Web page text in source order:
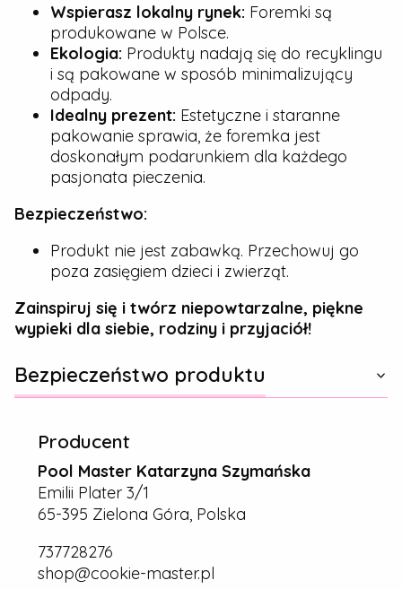
Wspierasz lokalny rynek: Foremki są
produkowane w Polsce.
Ekologia: Produkty nadają się do recyklingu
i są pakowane w sposób minimalizujący
odpady.
Idealny prezent: Estetyczne i staranne
pakowanie sprawia, że foremka jest
doskonałym podarunkiem dla każdego
pasjonata pieczenia.
Bezpieczeństwo:
Produkt nie jest zabawką. Przechowuj go
poza zasięgiem dzieci i zwierząt.
Zainspiruj się i twórz niepowtarzalne, piękne
wypieki dla siebie, rodziny i przyjaciół!
Bezpieczeństwo produktu
Producent
Pool Master Katarzyna Szymańska
Emilii Plater 3/1
65-395 Zielona Góra, Polska
737728276
shop@cookie-master.pl